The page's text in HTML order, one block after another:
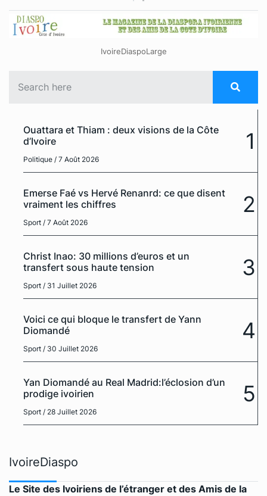
IvoireDiaspoLarge
Ouattara et Thiam : deux visions de la Côte
d’Ivoire
Politique / 7 Août 2026
1
Emerse Faé vs Hervé Renanrd: ce que disent
vraiment les chiffres
Sport / 7 Août 2026
2
Christ Inao: 30 millions d’euros et un
transfert sous haute tension
Sport / 31 Juillet 2026
3
Voici ce qui bloque le transfert de Yann
Diomandé
Sport / 30 Juillet 2026
4
Yan Diomandé au Real Madrid:l’éclosion d’un
prodige ivoirien
Sport / 28 Juillet 2026
5
IvoireDiaspo
Le Site des Ivoiriens de l’étranger et des Amis de la